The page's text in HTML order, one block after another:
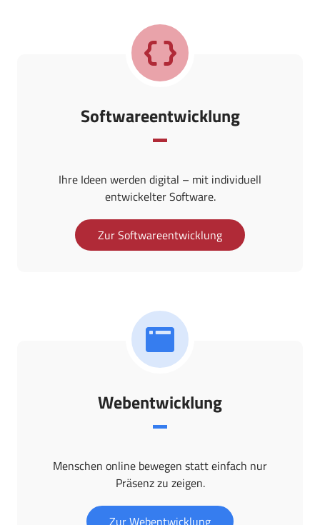
Softwareentwicklung
Ihre Ideen werden digital – mit individuell
entwickelter Software.
Zur Softwareentwicklung
Webentwicklung
Menschen online bewegen statt einfach nur
Präsenz zu zeigen.
Zur Webentwicklung